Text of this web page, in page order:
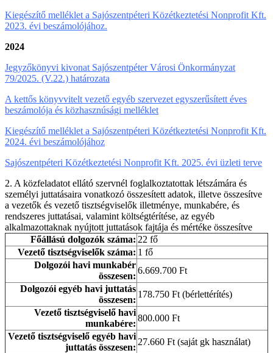
Kiegészítő melléklet a Sajószentpéteri Közétkeztetési Nonprofit Kft.
2023. évi beszámolójához.
2024
Jegyzőkönyvi kivonat Sajószentpéter Városi Önkormányzat
79/2025. (V.22.) határozata
A kettős könyvvitelt vezető egyéb szervezet egyszerűsített éves
beszámolója és közhasznúsági melléklet
Kiegészítő melléklet a Sajószentpéteri Közétkeztetési Nonprofit Kft.
2024. évi beszámolójához
Sajószentpéteri Közétkeztetési Nonprofit Kft. 2025. évi üzleti terve
2. A közfeladatot ellátó szervnél foglalkoztatottak létszámára és
személyi juttatásaira vonatkozó összesített adatok, illetve összesítve
a vezetők és vezető tisztségviselők illetménye, munkabére, és
rendszeres juttatásai, valamint költségtérítése, az egyéb
alkalmazottaknak nyújtott juttatások fajtája és mértéke összesítve
Főállású dolgozók száma: 22 fő
Vezető tisztségviselők száma: 1 fő
Dolgozói havi munkabér
összesen:
6.669.700 Ft
Dolgozói egyéb havi juttatás
összesen:
178.750 Ft (bérlettérítés)
Vezető tisztségviselő havi
munkabére:
800.000 Ft
Vezető tisztségviselő egyéb havi
juttatás összesen:
27.660 Ft (saját gk használat)